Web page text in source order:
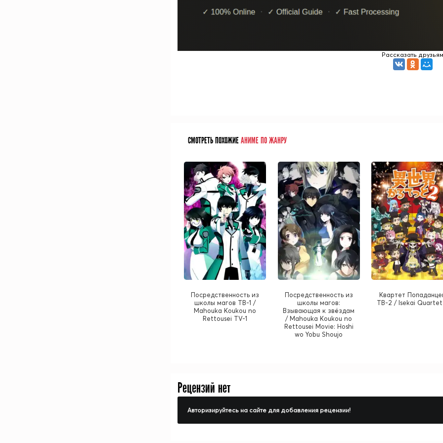
Рассказать друзьям
СМОТРЕТЬ ПОХОЖИЕАНИМЕ ПО ЖАНРУ
Посредственность из
школы магов ТВ-1 /
Mahouka Koukou no
Rettousei TV-1
Посредственность из
школы магов:
Взывающая к звёздам
/ Mahouka Koukou no
Rettousei Movie: Hoshi
wo Yobu Shoujo
Квартет
ТВ-2 / Isekai
Рецензий нет
Авторизируйтесь на сайте для добавления рецензии!